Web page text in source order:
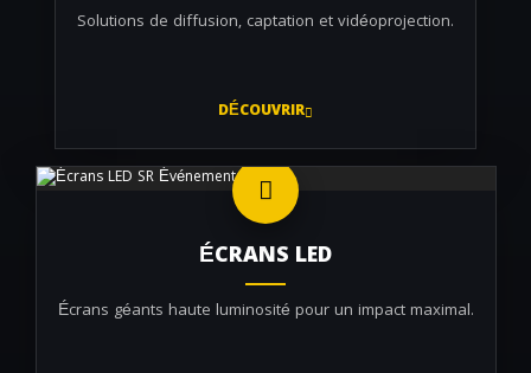
Solutions de diffusion, captation et vidéoprojection.
DÉCOUVRIR
ÉCRANS LED
Écrans géants haute luminosité pour un impact maximal.